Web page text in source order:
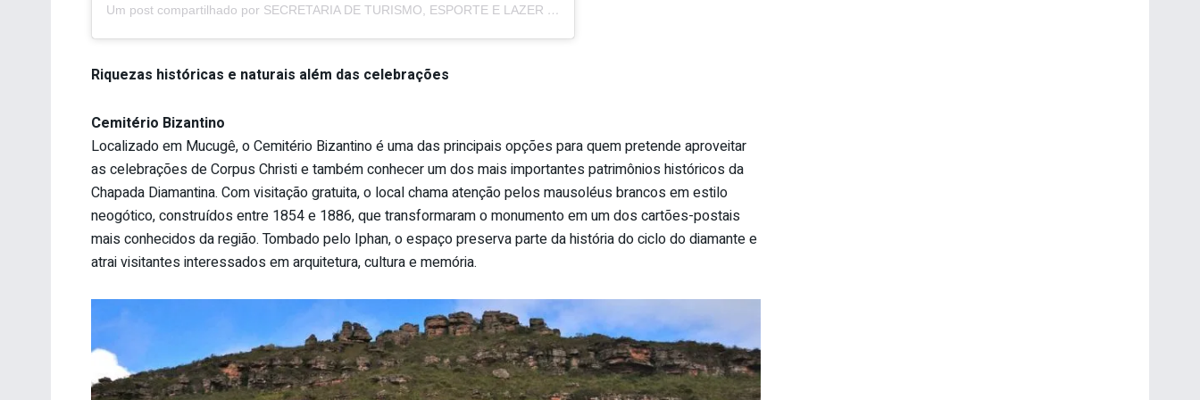
Um post compartilhado por SECRETARIA DE TURISMO, ESPORTE E LAZER (@setur.riodecontas)
Riquezas históricas e naturais além das celebrações
Cemitério Bizantino
Localizado em Mucugê, o Cemitério Bizantino é uma das principais opções para quem pretende aproveitar
as celebrações de Corpus Christi e também conhecer um dos mais importantes patrimônios históricos da
Chapada Diamantina. Com visitação gratuita, o local chama atenção pelos mausoléus brancos em estilo
neogótico, construídos entre 1854 e 1886, que transformaram o monumento em um dos cartões-postais
mais conhecidos da região. Tombado pelo Iphan, o espaço preserva parte da história do ciclo do diamante e
atrai visitantes interessados em arquitetura, cultura e memória.